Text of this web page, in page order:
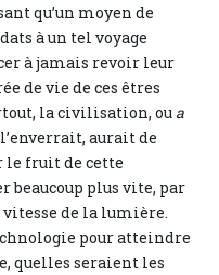
qu’un moyen de
à un tel voyage
à jamais revoir leur
de vie de ces êtres
la civilisation, ou a
aurait de
le fruit de cette
plus vite, par
vitesse de la lumière.
pour atteindre
quelles seraient les